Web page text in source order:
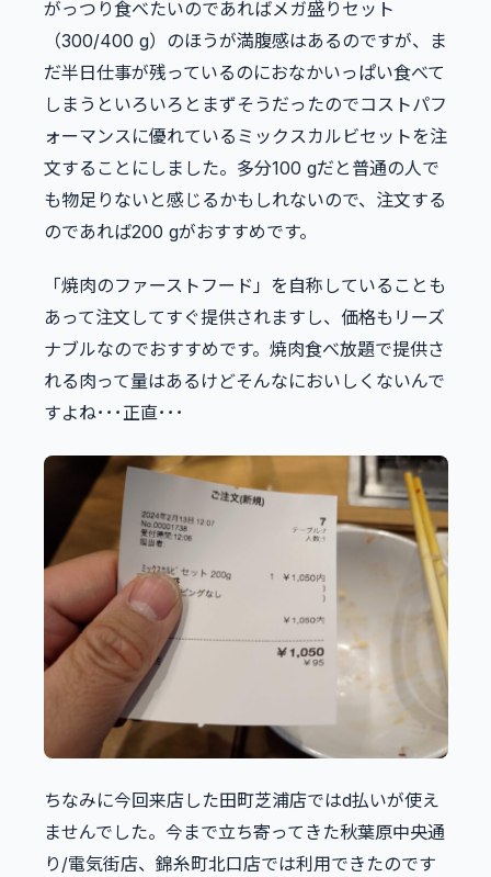
がっつり食べたいのであればメガ盛りセット
（300/400 g）のほうが満腹感はあるのですが、ま
だ半日仕事が残っているのにおなかいっぱい食べて
しまうといろいろとまずそうだったのでコストパフ
ォーマンスに優れているミックスカルビセットを注
文することにしました。多分100 gだと普通の人で
も物足りないと感じるかもしれないので、注文する
のであれば200 gがおすすめです。
「焼肉のファーストフード」を自称していることも
あって注文してすぐ提供されますし、価格もリーズ
ナブルなのでおすすめです。焼肉食べ放題で提供さ
れる肉って量はあるけどそんなにおいしくないんで
すよね･･･正直･･･
ちなみに今回来店した田町芝浦店ではd払いが使え
ませんでした。今まで立ち寄ってきた秋葉原中央通
り/電気街店、錦糸町北口店では利用できたのです